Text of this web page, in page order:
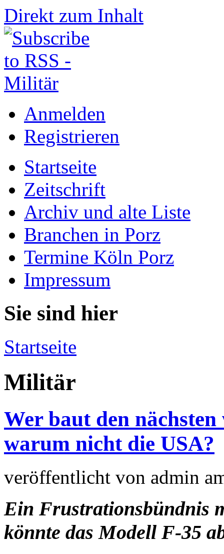
Direkt zum Inhalt
Anmelden
Registrieren
Startseite
Zeitschrift
Archiv und alte Liste
Branchen in Porz
Termine Köln Porz
Impressum
Sie sind hier
Startseite
Militär
Wer baut den
warum nicht die USA?
veröffentlicht von admin
Ein Frustrationsbündnis
könnte das Modell F-35